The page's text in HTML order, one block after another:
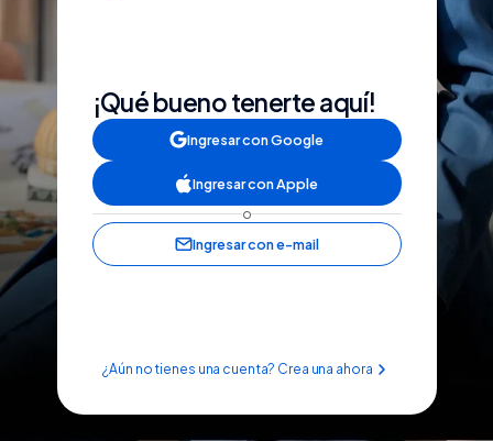
¡Qué bueno tenerte aquí!
Ingresar con Google
Ingresar con Apple
o
Ingresar con e-mail
¿Aún no tienes una cuenta? Crea una ahora